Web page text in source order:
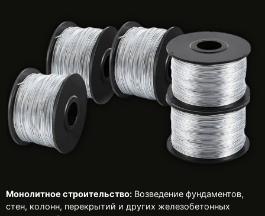
Монолитное строительство: Возведение фундаментов,
стен, колонн, перекрытий и других железобетонных